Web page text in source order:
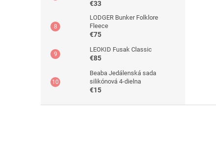
€33
LODGER Bunker Folklore
Fleece
€75
LEOKID Fusak Classic
€85
Beaba Jedálenská sada
silikónová 4-dielna
€15